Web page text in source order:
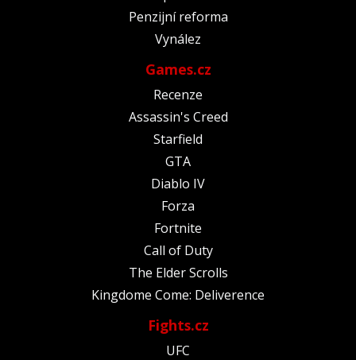
Penzijní reforma
Vynález
Games.cz
Recenze
Assassin's Creed
Starfield
GTA
Diablo IV
Forza
Fortnite
Call of Duty
The Elder Scrolls
Kingdome Come: Deliverence
Fights.cz
UFC